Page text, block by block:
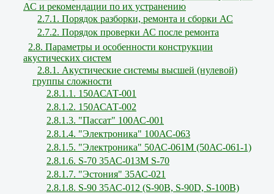
АС и рекомендации по их устранению
2.7.1. Порядок разборки, ремонта и сборки АС
2.7.2. Порядок проверки АС после ремонта
2.8. Параметры и особенности конструкции
акустических систем
2.8.1. Акустические системы высшей (нулевой)
группы сложности
2.8.1.1. 150АСАТ-001
2.8.1.2. 150АСАТ-002
2.8.1.3. "Пассат" 100АС-001
2.8.1.4. "Электроника" 100АС-063
2.8.1.5. "Электроника" 50АС-061М (50АС-061-1)
2.8.1.6. S-70 35АС-013М S-70
2.8.1.7. "Эстония" 35АС-021
2.8.1.8. S-90 35АС-012 (S-90В, S-90D, S-100В)